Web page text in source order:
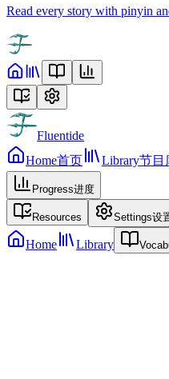
Read every story with pinyin
Fluentide
Home首页 Library节目
Progress进度
Resources Settings设
Home Library